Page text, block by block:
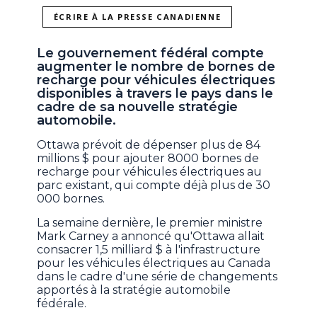
ÉCRIRE À LA PRESSE CANADIENNE
Le gouvernement fédéral compte
augmenter le nombre de bornes de
recharge pour véhicules électriques
disponibles à travers le pays dans le
cadre de sa nouvelle stratégie
automobile.
Ottawa prévoit de dépenser plus de 84
millions $ pour ajouter 8000 bornes de
recharge pour véhicules électriques au
parc existant, qui compte déjà plus de 30
000 bornes.
La semaine dernière, le premier ministre
Mark Carney a annoncé qu'Ottawa allait
consacrer 1,5 milliard $ à l'infrastructure
pour les véhicules électriques au Canada
dans le cadre d'une série de changements
apportés à la stratégie automobile
fédérale.